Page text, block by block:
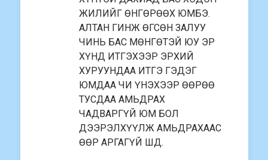
ЖИЛИЙГ ӨНГӨРӨӨХ ЮМБЭ.
АЛТАН ГИНЖ ӨГСӨН ЗАЛУУ
ЧИНЬ БАС МӨНГӨТЭЙ ЮУ ЭР
ХҮНД ИТГЭХЭЭР ЭРХИЙ
ХУРУУНДАА ИТГЭ ГЭДЭГ
ЮМДАА ЧИ ҮНЭХЭЭР ӨӨРӨӨ
ТУСДАА АМЬДРАХ
ЧАДВАРГҮЙ ЮМ БОЛ
ДЭЭРЭЛХҮҮЛЖ АМЬДРАХААС
ӨӨР АРГАГҮЙ ШД.